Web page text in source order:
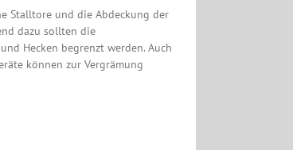
Stalltore und die Abdeckung der
dazu sollten die
Hecken begrenzt werden. Auch
können zur Vergrämung